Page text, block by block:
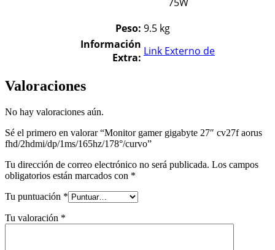
Peso: 9.5 kg
Información
Extra: Link Externo de
Valoraciones
No hay valoraciones aún.
Sé el primero en valorar “Monitor gamer gigabyte 27″ cv27f aorus
fhd/2hdmi/dp/1ms/165hz/178°/curvo”
Tu dirección de correo electrónico no será publicada. Los campos
obligatorios están marcados con *
Tu puntuación *
Tu valoración *